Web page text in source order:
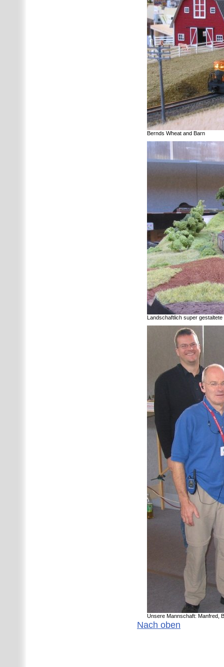
Bernds Wheat and Barn
Landschaftlich super
Unsere Mannschaft: Manfred,
Nach oben